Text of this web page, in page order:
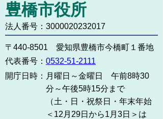
豊橋市役所
法人番号：3000020232017
〒440-8501 愛知県豊橋市今橋町１番地
代表番号： 0532-51-2111
開庁日時： 月曜日～金曜日 午前8時30
分～午後5時15分まで
（土・日・祝祭日・年末年始
＜12月29日から1月3日＞は